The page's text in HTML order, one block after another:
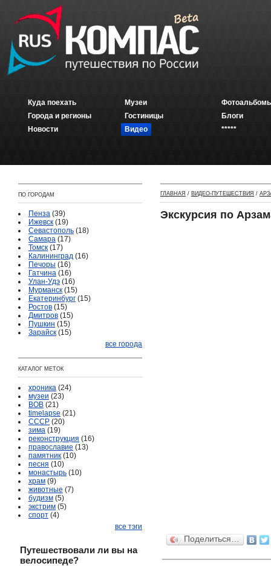
Куда поехать
Города и регионы
Новости
Музеи
Гостиницы
Видео
Блоги
*****
ПО ГОРОДАМ
Пенза (39)
Ижевск (19)
Севастополь (18)
Самара (17)
Томск (17)
Калининград (16)
Печоры (16)
Гатчина (16)
Улан-Удэ (16)
Мурманск (15)
Екатеринбург (15)
Ростов (15)
Дмитров (15)
Пушкин (15)
Зарайск (15)
все города
КАТАЛОГ МЕТОК
хроника (24)
музеи (23)
ВОВ (21)
timelapse (21)
СССР (20)
зима (19)
реконструкция (16)
православие (13)
памятник (10)
песня (10)
монастырь (10)
храм (9)
животные (7)
будизм (5)
экстрим (5)
спорт (4)
все тэги
Путешествовали ли вы на
велосипеде?
ГЛАВНАЯ / ВИДЕО-ПУТЕШЕСТВИЯ /
Экскурсия по
Поделиться…